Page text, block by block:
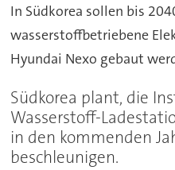
In Südkorea sollen bis
wasserstoffbetriebene
Hyundai Nexo gebaut
Südkorea plant, die
Wasserstoff-
in den kommenden
beschleunigen.